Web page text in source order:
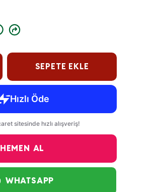
SEPETE EKLE
HEMEN AL
WHATSAPP